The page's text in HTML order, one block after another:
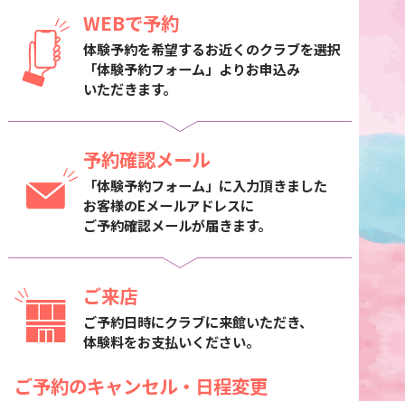
WEBで予約
体験予約を希望するお近くのクラブを選択
「体験予約フォーム」よりお申込み
いただきます。
予約確認メール
「体験予約フォーム」に入力頂きました
お客様のEメールアドレスに
ご予約確認メールが届きます。
ご来店
ご予約日時にクラブに来館いただき、
体験料をお支払いください。
ご予約のキャンセル・日程変更